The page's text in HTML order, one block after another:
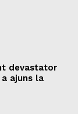
devastator
ajuns la